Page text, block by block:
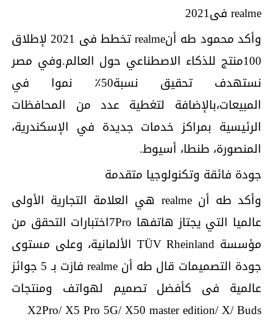
realme فى2021
وأكد محمود طه أنrealme تخطط فى 2021 لإطلاق
100منتج للذكاء الاصطناعي حول العالم.وفي مصر
نستهدف تحقيق نسبة50٪ نموا في
المبيعات،بالإضافة لتغطية عدد من المحافظات
الرئيسية بمراكز خدمات جديدة في الإسكندرية،
المنصورة، طنطا، أسيوط.
جودة فائقة وتكنولوجيا متقدمة
وأكد طه أن realme هي العلامة التجارية الأولى
عالميا التي يجتاز هاتفها 7Proاختبارات التحقق من
مؤسسة TÜV Rheinland الألمانية، وعلى مستوى
جودة التصميمات قال طه أن realme فازت بـ 5 جوائز
عالمية فى كأفضل تصميم لهواتف ومنتجات
X2Pro/ X5 Pro 5G/ X50 master edition/ X/ Buds